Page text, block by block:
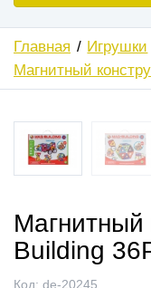
Главная Игрушки
Магнитный
Магнитный
Building
Код: de-20245